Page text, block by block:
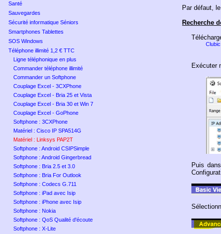
Santé
Sauvegardes
Sécurité informatique Séniors
Smartphones Tablettes
SOS Windows
Téléphone illimité 1,2 € TTC
Ligne téléphonique en plus
Commander téléphone illimité
Commander un Softphone
Couplage Excel - 3CXPhone
Couplage Excel - Bria 25 et Vista
Couplage Excel - Bria 30 et Win 7
Couplage Excel - GoPhone
Softphone : 3CXPhone
Matériel : Cisco IP SPA514G
Matériel : Linksys PAP2T
Softphone : Android CSIPSimple
Softphone : Android Gingerbread
Softphone : Bria 2.5 et 3.0
Softphone : Bria For Outlook
Softphone : Codecs G.711
Softphone : iPad avec Isip
Softphone : iPhone avec Isip
Softphone : Nokia
Softphone : QoS Qualité d'écoute
Softphone : X-Lite
Par défaut,
Recherche
Clubic
Exécuter
Puis